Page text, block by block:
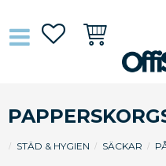
FavoriterKundvagn
STÄD & HYGIEN SÄCKAR